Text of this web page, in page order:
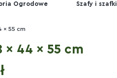
Ogrodowe Szafy i szafki
x 55 cm
x 44 x 55 cm